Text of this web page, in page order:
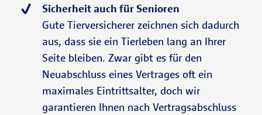
Sicherheit auch für Senioren
Gute Tierversicherer zeichnen sich dadurch
aus, dass sie ein Tierleben lang an Ihrer
Seite bleiben. Zwar gibt es für den
Neuabschluss eines Vertrages oft ein
maximales Eintrittsalter, doch wir
garantieren Ihnen nach Vertragsabschluss